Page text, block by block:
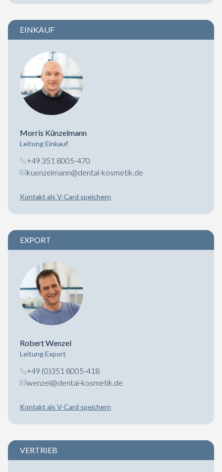
EINKAUF
Morris Künzelmann
Leitung Einkauf
+49 351 8005-470
kuenzelmann@dental-kosmetik.de
Kontakt als V-Card speichern
EXPORT
Robert Wenzel
Leitung Export
+49 (0)351 8005-418
wenzel@dental-kosmetik.de
Kontakt als V-Card speichern
VERTRIEB